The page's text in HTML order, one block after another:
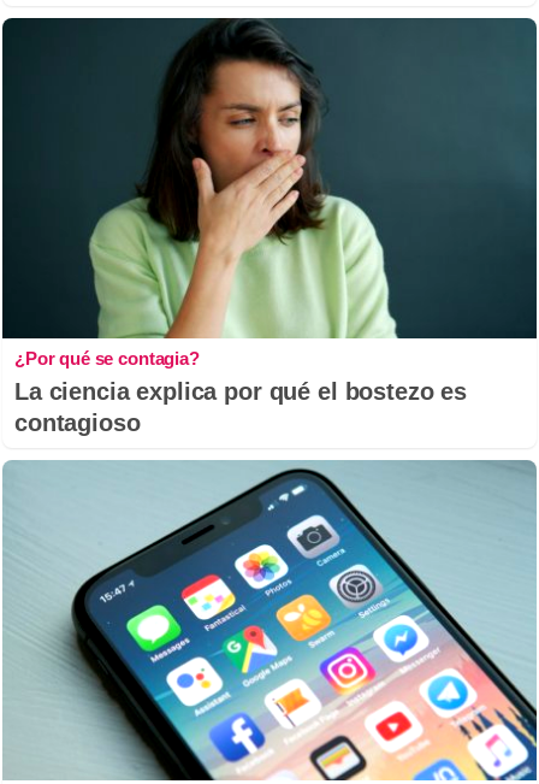
¿Por qué se contagia?
La ciencia explica por qué el bostezo es
contagioso